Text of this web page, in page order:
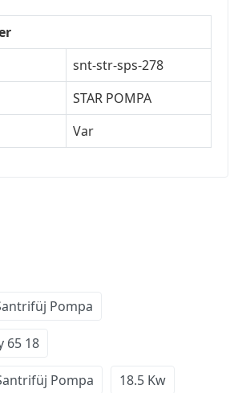
snt-str-sps-278
STAR POMPA
Var
Pompa
65 18
Pompa 18.5 Kw